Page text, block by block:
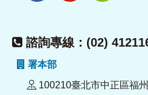
諮詢專線：(02)
署本部
100210臺北市中正區福